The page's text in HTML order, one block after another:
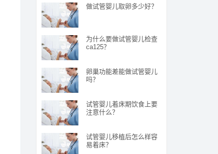
做试管婴儿取卵多少好？
为什么要做试管婴儿检查
ca125？
卵巢功能差能做试管婴儿
吗？
试管婴儿着床期饮食上要
注意什么？
试管婴儿移植后怎么样容
易着床？